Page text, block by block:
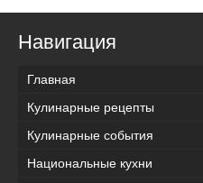
Навигация
Главная
Кулинарные рецепты
Кулинарные события
Национальные кухни